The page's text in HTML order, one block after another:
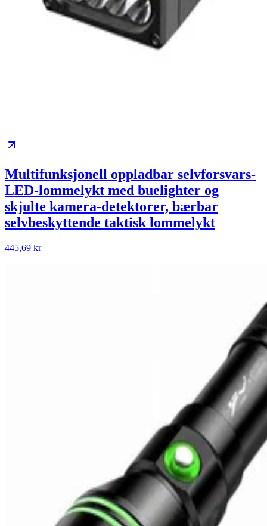
Multifunksjonell oppladbar selvforsvars-
LED-lommelykt med buelighter og
skjulte kamera-detektorer, bærbar
selvbeskyttende taktisk lommelykt
445,69 kr